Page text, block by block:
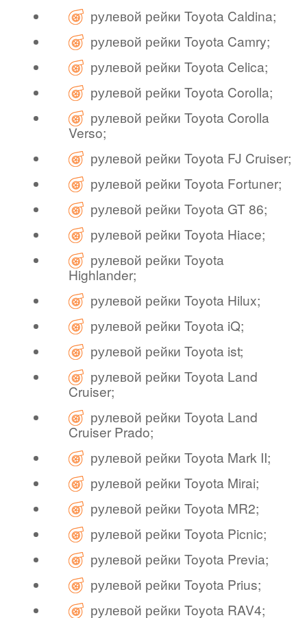
рулевой рейки Toyota Caldina;
рулевой рейки Toyota Camry;
рулевой рейки Toyota Celica;
рулевой рейки Toyota Corolla;
рулевой рейки Toyota Corolla
Verso;
рулевой рейки Toyota FJ Cruiser;
рулевой рейки Toyota Fortuner;
рулевой рейки Toyota GT 86;
рулевой рейки Toyota Hiace;
рулевой рейки Toyota
Highlander;
рулевой рейки Toyota Hilux;
рулевой рейки Toyota iQ;
рулевой рейки Toyota ist;
рулевой рейки Toyota Land
Cruiser;
рулевой рейки Toyota Land
Cruiser Prado;
рулевой рейки Toyota Mark II;
рулевой рейки Toyota Mirai;
рулевой рейки Toyota MR2;
рулевой рейки Toyota Picnic;
рулевой рейки Toyota Previa;
рулевой рейки Toyota Prius;
рулевой рейки Toyota RAV4;